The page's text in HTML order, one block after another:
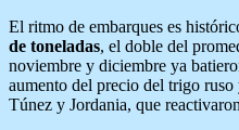
El ritmo de embarques es
de toneladas, el doble del
noviembre y diciembre ya
aumento del precio del trigo
Túnez y Jordania, que